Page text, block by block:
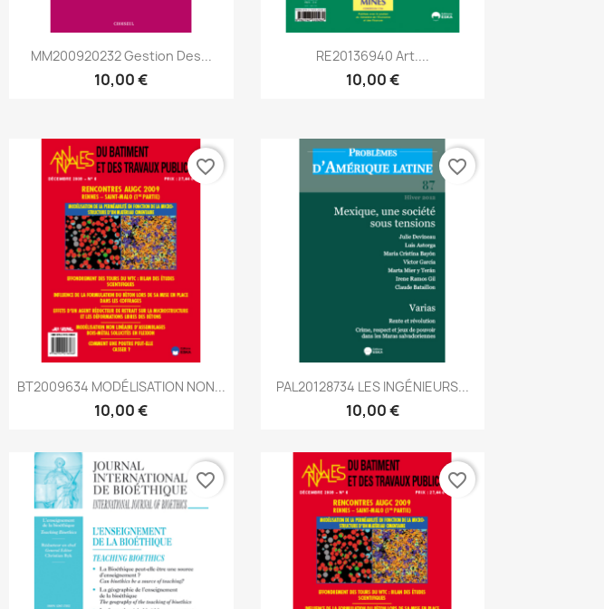
Aperçu rapide
MM200920232 Gestion Des...
10,00 €
Aperçu rapide
RE20136940 Art....
10,00 €
Aperçu rapide
BT2009634 MODÉLISATION NON...
10,00 €
favorite_border
Aperçu rapide
PAL20128734 LES INGÉNIEURS...
10,00 €
favorite_border
favorite_border favorite_border